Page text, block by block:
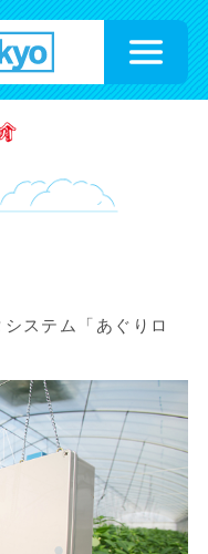
ステム「あぐりロ